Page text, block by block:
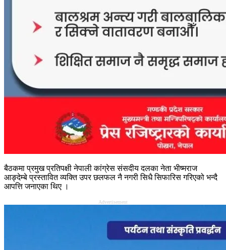
बैठकमा प्रमुख प्रतिपक्षी नेपाली कांग्रेस संसदीय दलका नेता भीष्मराज
आङ्देम्बे प्रस्तावित व्यक्ति उपर छलफल नै नगरी सिधै सिफारिस गरिएको भन्दै
आपत्ति जनाएका थिए ।
Advertisement